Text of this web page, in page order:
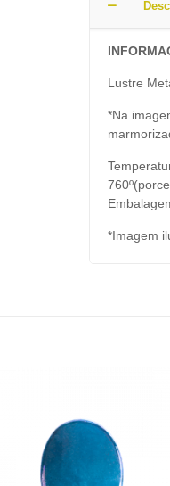
Lustre
*Na
*Imagem